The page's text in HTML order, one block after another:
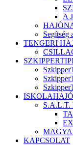
A
Segítség
TENGERI
S.A.L.T.
KAPCSOLAT